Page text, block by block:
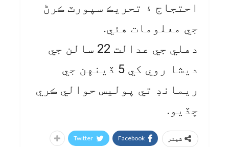
احتجاج ۽ تحريڪ سپورٽ ڪرڻ
جي معلومات هئي.
دهلي جي عدالت 22 سالن جي
ديشا روي کي 5 ڏينهن جي
ريمانڊ تي پوليس حوالي ڪري
ڇڏيو.
شیئر Facebook
Twitter